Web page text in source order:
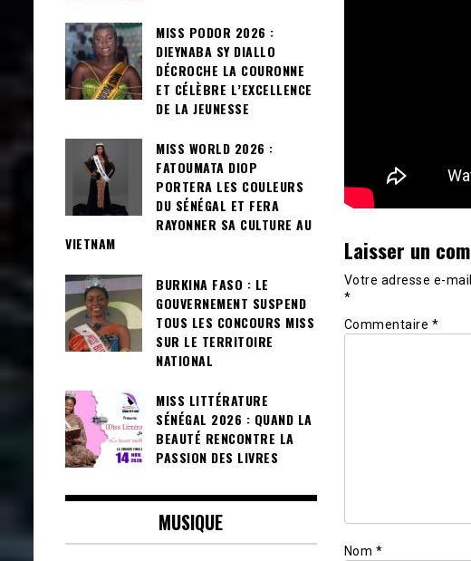
Laisser un
Votre adresse e-
*
Commentaire *
Nom *
MISS PODOR 2026 :
DIEYNABA SY DIALLO
DÉCROCHE LA COURONNE
ET CÉLÈBRE L’EXCELLENCE
DE LA JEUNESSE
MISS WORLD 2026 :
FATOUMATA DIOP
PORTERA LES COULEURS
DU SÉNÉGAL ET FERA
RAYONNER SA CULTURE AU
VIETNAM
BURKINA FASO : LE
GOUVERNEMENT SUSPEND
TOUS LES CONCOURS MISS
SUR LE TERRITOIRE
NATIONAL
MISS LITTÉRATURE
SÉNÉGAL 2026 : QUAND LA
BEAUTÉ RENCONTRE LA
PASSION DES LIVRES
MUSIQUE